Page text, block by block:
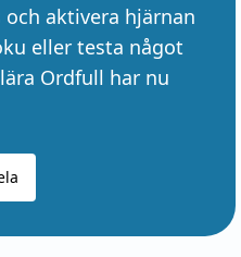
och aktivera hjärnan
eller testa något
Ordfull har nu